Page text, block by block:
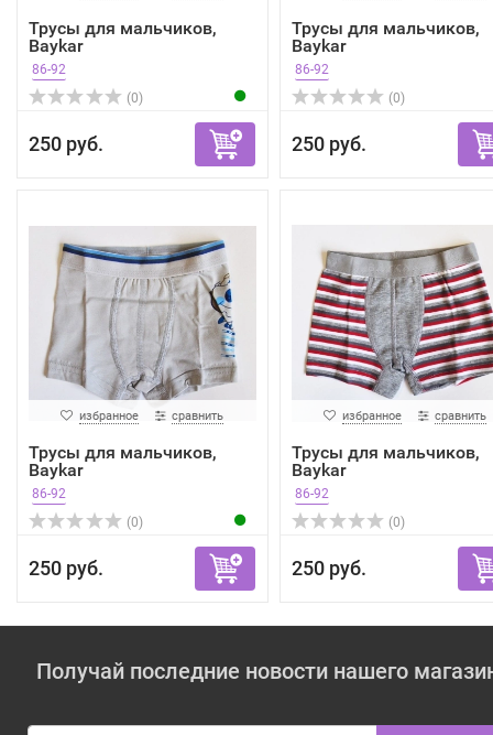
Трусы для мальчиков,
Baykar
86-92
(0)
250 руб.
Трусы для мальчиков,
Baykar
86-92
(0)
250 руб.
избранное сравнить
Трусы для мальчиков,
Baykar
86-92
(0)
250 руб.
избранное сравнить
Трусы для мальчиков,
Baykar
86-92
(0)
250 руб.
Получай последние новости нашего